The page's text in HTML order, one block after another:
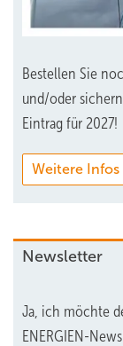
Bestellen Sie
und/oder
Eintrag für 2027!
Weitere Infos
Newsletter
Ja, ich möchte
ENERGIEN-